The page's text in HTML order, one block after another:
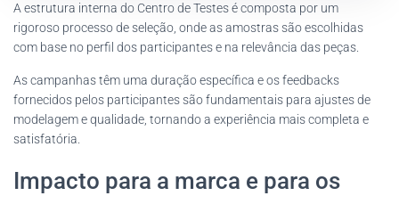
A estrutura interna do Centro de Testes é composta por um
rigoroso processo de seleção, onde as amostras são escolhidas
com base no perfil dos participantes e na relevância das peças.
As campanhas têm uma duração específica e os feedbacks
fornecidos pelos participantes são fundamentais para ajustes de
modelagem e qualidade, tornando a experiência mais completa e
satisfatória.
Impacto para a marca e para os